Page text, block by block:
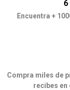
6
Encuentra +
Compra miles de
recibes en